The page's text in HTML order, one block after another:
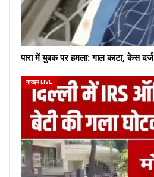
पारा में युवक पर हमला: गाल काटा, केस दर्ज
क्राइम LIVE